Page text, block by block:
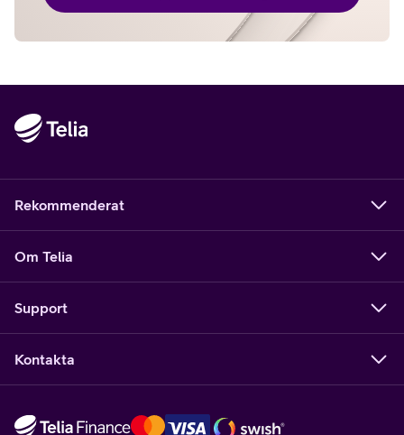
Rekommenderat
Om Telia
Support
Kontakta